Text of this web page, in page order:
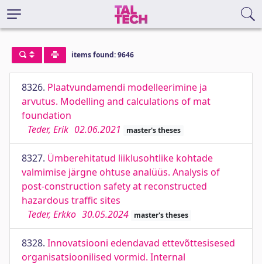
items found: 9646
8326. Plaatvundamendi modelleerimine ja
arvutus. Modelling and calculations of mat
foundation
Teder, Erik 02.06.2021 master's theses
8327. Ümberehitatud liiklusohtlike kohtade
valmimise järgne ohtuse analüüs. Analysis of
post-construction safety at reconstructed
hazardous traffic sites
Teder, Erkko 30.05.2024 master's theses
8328. Innovatsiooni edendavad ettevõttesisesed
organisatsioonilised vormid. Internal